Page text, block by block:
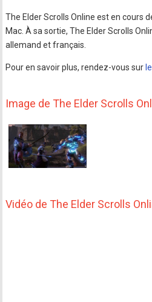
The Elder Scrolls Online est en cours
Mac. À sa sortie, The Elder Scrolls
allemand et français.
Pour en savoir plus, rendez-vous sur
Image de The Elder Scrolls
Vidéo de The Elder Scrolls